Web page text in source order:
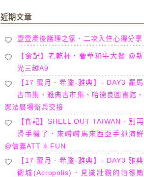
近期文章
壹壹產後護理之家．二次入住心得分享
【食記】老乾杯．奢華和牛大餐 @新
光三越A9
【17 蜜月．希臘-雅典】- DAY3 羅馬
古市集、雅典古市集、哈德良圖書館、
憲法廣場衛兵交接
【食記】SHELL OUT TAIWAN．別再
滑手機了．來嚐嚐馬來西亞手抓海鮮
@信義ATT 4 FUN
【17 蜜月．希臘-雅典】- DAY3 雅典
衛城(Acropolis)．見識壯觀的帕德嫩